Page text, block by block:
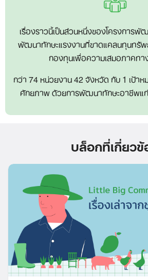
เรื่องราวนี้เป็นส่วนหนึ่งของโครงการ
พัฒนาทักษะแรงงานที่ขาดแคลนทุนทรัพ
กองทุนเพื่อความเสมอภาคท
กว่า 74 หน่วยงาน 42 จังหวัด กับ 1 เป้า
ศักยภาพ ด้วยการพัฒนาทักษะอาชีพแ
บล็อกที่เกี่ยวข้